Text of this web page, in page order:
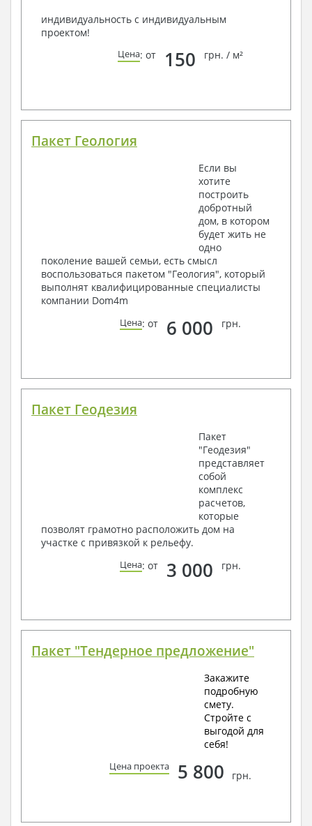
индивидуальность с индивидуальным
проектом!
Цена: от 150 грн. / м²
Пакет Геология
Если вы
хотите
построить
добротный
дом, в котором
будет жить не
одно
поколение вашей семьи, есть смысл
воспользоваться пакетом "Геология", который
выполнят квалифицированные специалисты
компании Dom4m
Цена: от 6 000 грн.
Пакет Геодезия
Пакет
"Геодезия"
представляет
собой
комплекс
расчетов,
которые
позволят грамотно расположить дом на
участке с привязкой к рельефу.
Цена: от 3 000 грн.
Пакет "Тендерное предложение"
Закажите
подробную
смету.
Стройте с
выгодой для
себя!
Цена проекта 5 800 грн.